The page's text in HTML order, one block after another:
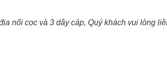
nối cọc và 3 dây cáp, Quý khách vui lòng